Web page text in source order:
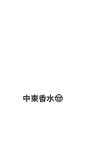
中東香水🤠